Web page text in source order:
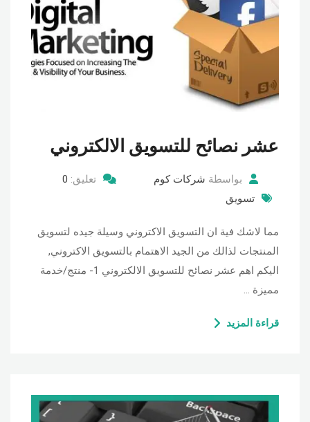
عشر نصائح للتسويق الالكتروني
بواسطة شركات كوم تعليق: 0
تسويق
مما لاشك فية ان التسويق الاكتروني وسيلة جيده لتسويق
المنتجات لذالك من الجيد الاهتمام بالتسويق الاكتروني,
اليكم اهم عشر نصائح للتسويق الالكتروني 1- منتج/خدمة
مميزة …
قراءة المزيد